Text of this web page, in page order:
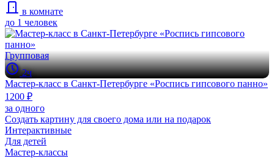
в комнате
до 1 человек
Групповая
2ч
Мастер-класс в Санкт-Петербурге «Роспись гипсового панно»
1200 ₽
за одного
Создать картину для своего дома или на подарок
Интерактивные
Для детей
Мастер-классы